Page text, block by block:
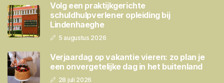
Volg een praktijkgerichte
schuldhulpverlener opleiding bij
Lindenhaeghe
5 augustus 2026
Verjaardag op vakantie vieren: zo plan je
een onvergetelijke dag in het buitenland
28 juli 2026